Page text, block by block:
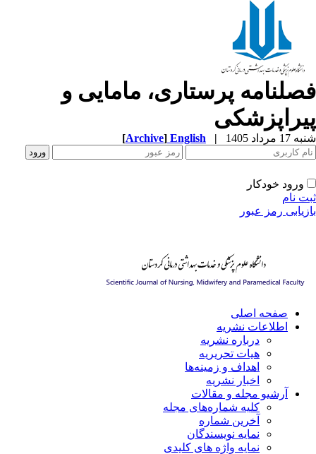
پرستاری، مامایی و
مرداد 1405 |
English
[Archive]
ورود خودکار
نام
رمز عبور
صفحه اصلی
اطلاعات نشریه
درباره نشریه
هیات تحریریه
اهداف و زمینه‌ها
اخبار نشریه
آرشیو مجله و مقالات
کلیه شماره‌های مجله
آخرین شماره
نمایه نویسندگان
نمایه واژه های کلیدی